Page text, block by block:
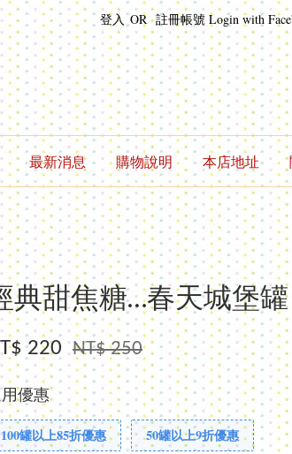
登入 OR 註冊帳號 Login with
最新消息 購物說明 本店地址
典甜焦糖…春天城堡罐
220 NT$ 250
優惠
100罐以上85折優惠 50罐以上9折優惠